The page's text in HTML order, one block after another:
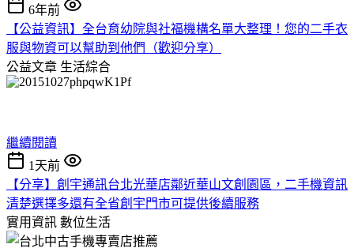
6年前
【公益資訊】全台育幼院與社福機構名單大整理！您的二手衣
服與物資可以幫助到他們（歡迎分享）
公益文章 生活綜合
繼續閱讀
1天前
【分享】創宇通訊台北光華店鄰近華山文創園區，二手機資訊
清楚選擇多還有全省創宇門市可提供後續服務
實用資訊 數位生活